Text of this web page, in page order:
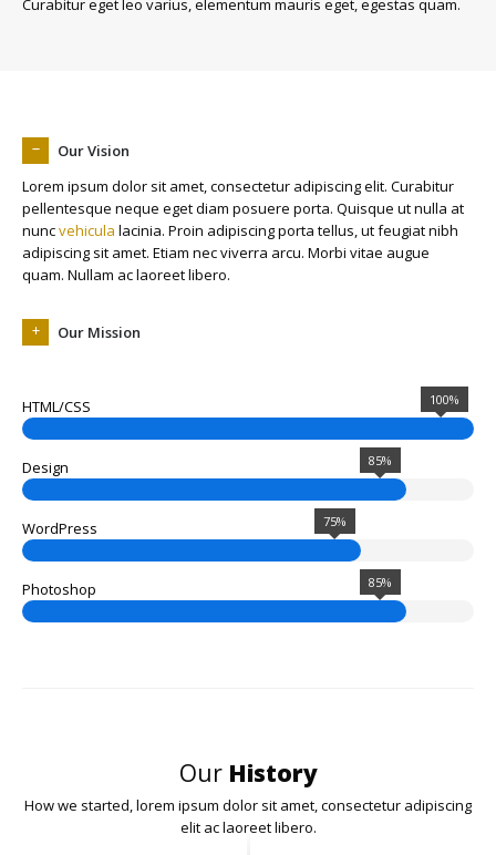
Curabitur eget leo varius, elementum mauris eget, egestas quam.
Our Vision
Lorem ipsum dolor sit amet, consectetur adipiscing elit. Curabitur
pellentesque neque eget diam posuere porta. Quisque ut nulla at
nuncvehicula lacinia. Proin adipiscing porta tellus, ut feugiat nibh
adipiscing sit amet. Etiam nec viverra arcu. Morbi vitae augue
quam. Nullam ac laoreet libero.
Our Mission
HTML/CSS 100%
Design 85%
WordPress 75%
Photoshop 85%
Our History
How we started, lorem ipsum dolor sit amet, consectetur adipiscing
elit ac laoreet libero.